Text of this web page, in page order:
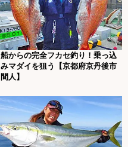
船からの完全フカセ釣り！乗っ込
みマダイを狙う【京都府京丹後市
間人】